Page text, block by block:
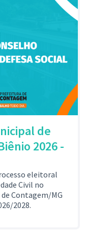
de
2026 -
eleitoral
Civil no
Contagem/MG
2028.